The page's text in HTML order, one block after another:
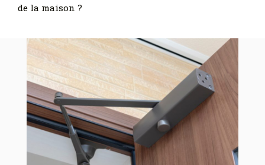
de la maison ?